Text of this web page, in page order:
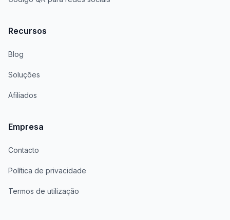
Recursos
Blog
Soluções
Afiliados
Empresa
Contacto
Política de privacidade
Termos de utilização